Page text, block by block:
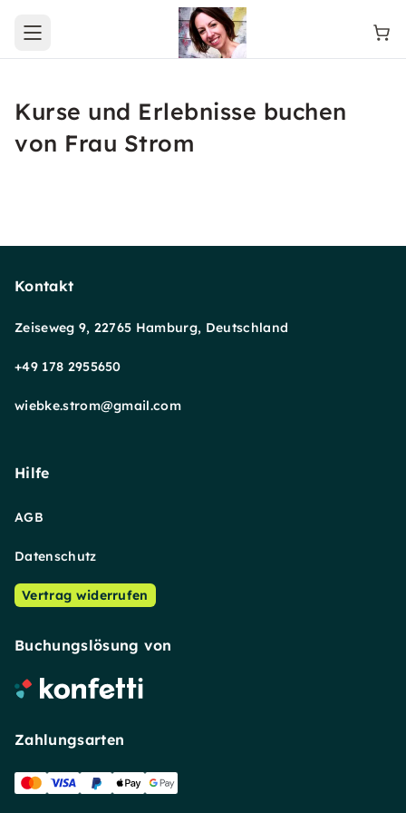
Open main menu
Kurse und Erlebnisse buchen
von Frau Strom
Kontakt
Zeiseweg 9, 22765 Hamburg, Deutschland
+49 178 2955650
wiebke.strom@gmail.com
Hilfe
AGB
Datenschutz
Vertrag widerrufen
Buchungslösung von
Zahlungsarten